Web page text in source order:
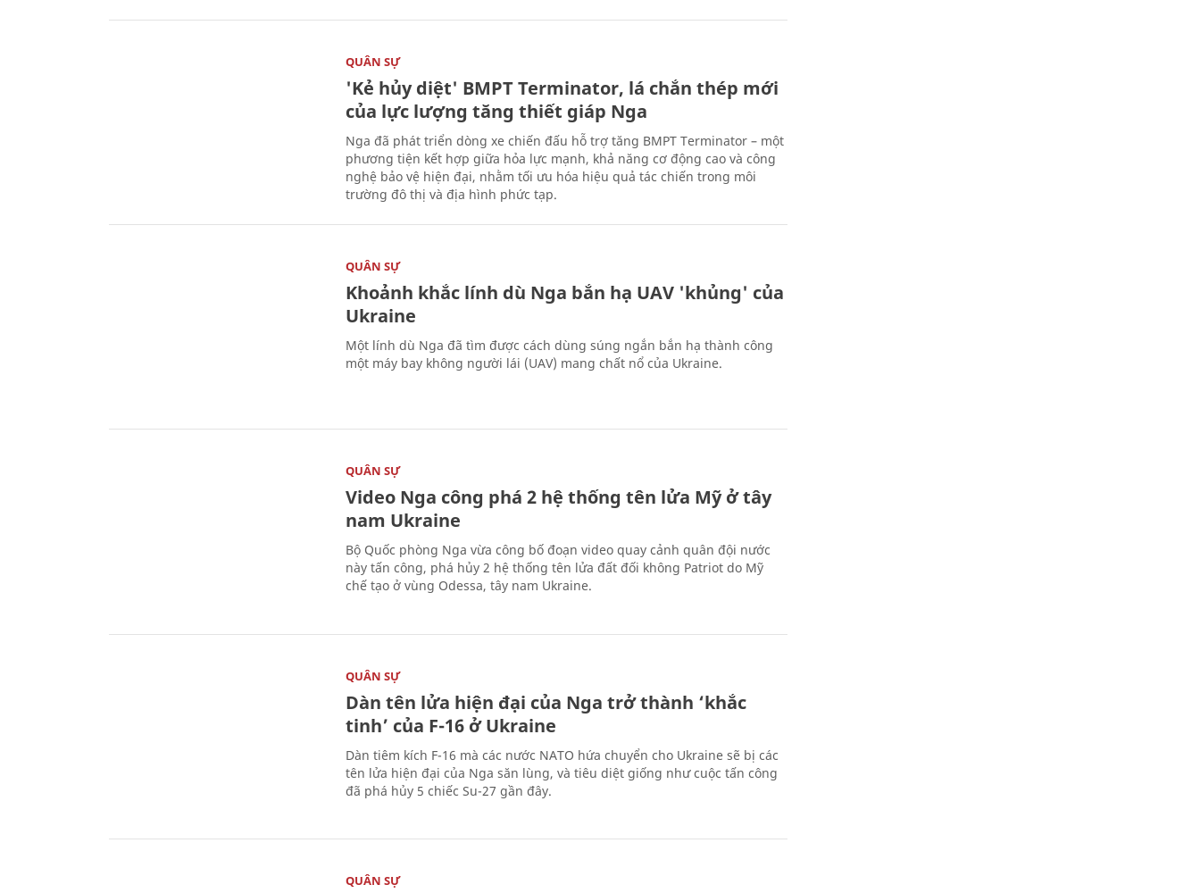
QUÂN SỰ
'Kẻ hủy diệt' BMPT Terminator, lá chắn thép mới
của lực lượng tăng thiết giáp Nga
Nga đã phát triển dòng xe chiến đấu hỗ trợ tăng BMPT Terminator – một
phương tiện kết hợp giữa hỏa lực mạnh, khả năng cơ động cao và công
nghệ bảo vệ hiện đại, nhằm tối ưu hóa hiệu quả tác chiến trong môi
trường đô thị và địa hình phức tạp.
QUÂN SỰ
Khoảnh khắc lính dù Nga bắn hạ UAV 'khủng' của
Ukraine
Một lính dù Nga đã tìm được cách dùng súng ngắn bắn hạ thành công
một máy bay không người lái (UAV) mang chất nổ của Ukraine.
QUÂN SỰ
Video Nga công phá 2 hệ thống tên lửa Mỹ ở tây
nam Ukraine
Bộ Quốc phòng Nga vừa công bố đoạn video quay cảnh quân đội nước
này tấn công, phá hủy 2 hệ thống tên lửa đất đối không Patriot do Mỹ
chế tạo ở vùng Odessa, tây nam Ukraine.
QUÂN SỰ
Dàn tên lửa hiện đại của Nga trở thành ‘khắc
tinh’ của F-16 ở Ukraine
Dàn tiêm kích F-16 mà các nước NATO hứa chuyển cho Ukraine sẽ bị các
tên lửa hiện đại của Nga săn lùng, và tiêu diệt giống như cuộc tấn công
đã phá hủy 5 chiếc Su-27 gần đây.
QUÂN SỰ